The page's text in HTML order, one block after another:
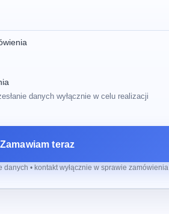
danych wyłącznie w celu realizacji
Zamawiam teraz
• kontakt wyłącznie w sprawie zamówienia